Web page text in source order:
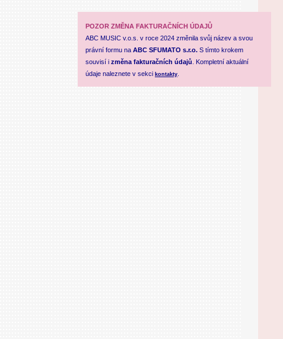
POZOR ZMĚNA FAKTURAČNÍCH ÚDAJŮ
ABC MUSIC v.o.s. v roce 2024 změnila svůj název a svou
právní formu na ABC SFUMATO s.r.o. S tímto krokem
souvisí i změna fakturačních údajů . Kompletní aktuální
údaje naleznete v sekci kontakty